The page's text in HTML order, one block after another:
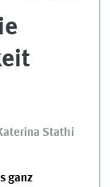
Stathi
ganz